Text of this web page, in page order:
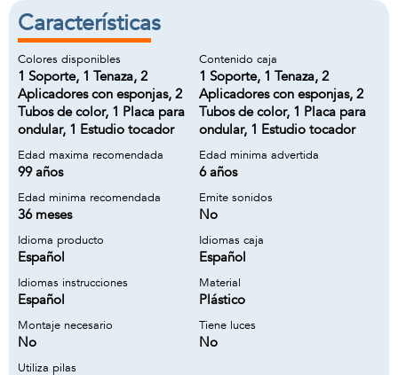
Características
Colores disponibles
1 Soporte, 1 Tenaza, 2
Aplicadores con esponjas, 2
Tubos de color, 1 Placa para
ondular, 1 Estudio tocador
Contenido caja
1 Soporte, 1 Tenaza, 2
Aplicadores con esponjas, 2
Tubos de color, 1 Placa para
ondular, 1 Estudio tocador
Edad maxima recomendada
99 años
Edad minima advertida
6 años
Edad minima recomendada
36 meses
Emite sonidos
No
Idioma producto
Español
Idiomas caja
Español
Idiomas instrucciones
Español
Material
Plástico
Montaje necesario
No
Tiene luces
No
Utiliza pilas